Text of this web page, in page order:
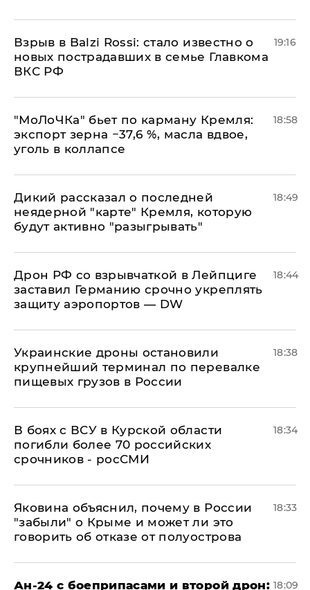
Взрыв в Balzi Rossi: стало известно о
новых пострадавших в семье Главкома
ВКС РФ
19:16
​"МоЛоЧКа" бьет по карману Кремля:
экспорт зерна −37,6 %, масла вдвое,
уголь в коллапсе
18:58
Дикий рассказал о последней
неядерной "карте" Кремля, которую
будут активно "разыгрывать"
18:49
​Дрон РФ со взрывчаткой в Лейпциге
заставил Германию срочно укреплять
защиту аэропортов — DW
18:44
Украинские дроны остановили
крупнейший терминал по перевалке
пищевых грузов в России
18:38
В боях с ВСУ в Курской области
погибли более 70 российских
срочников - росСМИ
18:34
Яковина объяснил, почему в России
"забыли" о Крыме и может ли это
говорить об отказе от полуострова
18:33
Ан-24 с боеприпасами и второй дрон: 18:09